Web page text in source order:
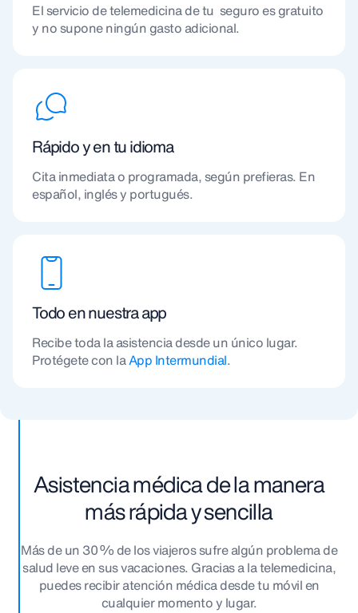
El servicio de telemedicina de tu seguro es gratuito
y no supone ningún gasto adicional.
Rápido y en tu idioma
Cita inmediata o programada, según prefieras. En
español, inglés y portugués.
Todo en nuestra app
Recibe toda la asistencia desde un único lugar.
Protégete con laApp Intermundial.
Asistencia médica de la manera
más rápida y sencilla
Más de un 30 % de los viajeros sufre algún problema de
salud leve en sus vacaciones. Gracias a la telemedicina,
puedes recibir atención médica desde tu móvil en
cualquier momento y lugar.